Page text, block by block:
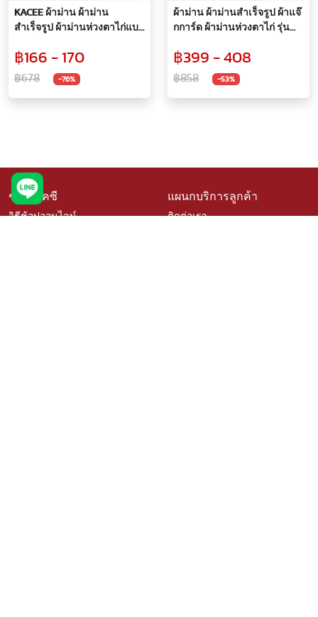
KACEE ผ้าม่าน ผ้าม่าน
สำเร็จรูป ผ้าม่านห่วงตาไก่แบบ
กว้าง 1.10 x สูง 2.00 เมตร (1
ผืน)
฿166 - 170
฿678 -76%
ผ้าม่าน ผ้าม่านสำเร็จรูป ผ้าแจ๊
กการ์ด ผ้าม่านห่วงตาไก่ รุ่น
฿399 - 408
฿858 -53%
ช้อปที่เคซี
วิธีช้อปออนไลน์
แผนกบริการลูกค้า
ติดต่อเรา